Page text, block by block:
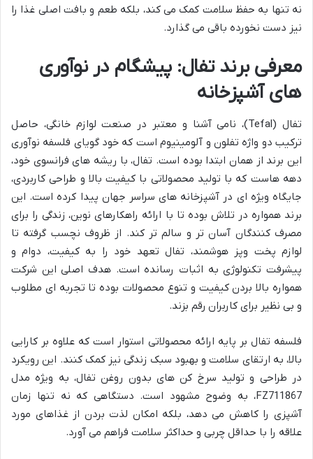
نه تنها به حفظ سلامت کمک می کند، بلکه طعم و بافت اصلی غذا را
نیز دست نخورده باقی می گذارد.
معرفی برند تفال: پیشگام در نوآوری
های آشپزخانه
تفال (Tefal)، نامی آشنا و معتبر در صنعت لوازم خانگی، حاصل
ترکیب دو واژه تفلون و آلومینیوم است که خود گویای فلسفه نوآوری
این برند از همان ابتدا بوده است. تفال، با ریشه های فرانسوی خود،
دهه هاست که با تولید محصولاتی با کیفیت بالا و طراحی کاربردی،
جایگاه ویژه ای در آشپزخانه های سراسر جهان پیدا کرده است. این
برند همواره در تلاش بوده تا با ارائه راهکارهای نوین، زندگی را برای
مصرف کنندگان آسان تر و سالم تر کند. از ظروف نچسب گرفته تا
لوازم پخت وپز هوشمند، تفال تعهد خود را به کیفیت، دوام و
پیشرفت تکنولوژی به اثبات رسانده است. هدف اصلی این شرکت
همواره بالا بردن کیفیت و تنوع محصولات بوده تا تجربه ای مطلوب
و بی نظیر برای کاربران رقم بزند.
فلسفه تفال بر پایه ارائه محصولاتی استوار است که علاوه بر کارایی
بالا، به ارتقای سلامت و بهبود سبک زندگی نیز کمک کنند. این رویکرد
در طراحی و تولید سرخ کن های بدون روغن تفال، به ویژه مدل
FZ711867، به وضوح مشهود است. دستگاهی که نه تنها زمان
آشپزی را کاهش می دهد، بلکه امکان لذت بردن از غذاهای مورد
علاقه را با حداقل چربی و حداکثر سلامت فراهم می آورد.